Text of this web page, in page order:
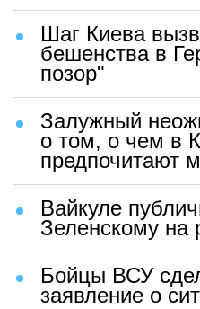
Шаг Киева
бешенства в
позор"
Залужный
о том, о чем в
предпочитают
Вайкуле
Зеленскому на
Бойцы ВСУ
заявление о